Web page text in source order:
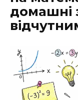
домашні